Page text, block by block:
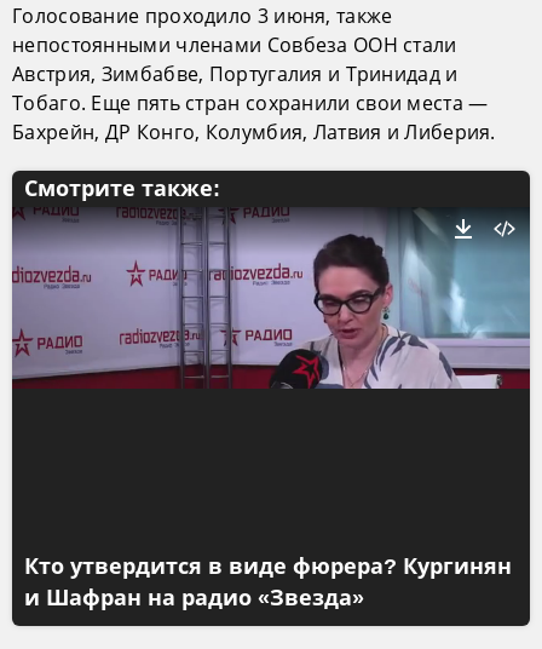
Голосование проходило 3 июня, также
непостоянными членами Совбеза ООН стали
Австрия, Зимбабве, Португалия и Тринидад и
Тобаго. Еще пять стран сохранили свои места —
Бахрейн, ДР Конго, Колумбия, Латвия и Либерия.
Смотрите также:
Кто утвердится в виде фюрера? Кургинян
и Шафран на радио «Звезда»